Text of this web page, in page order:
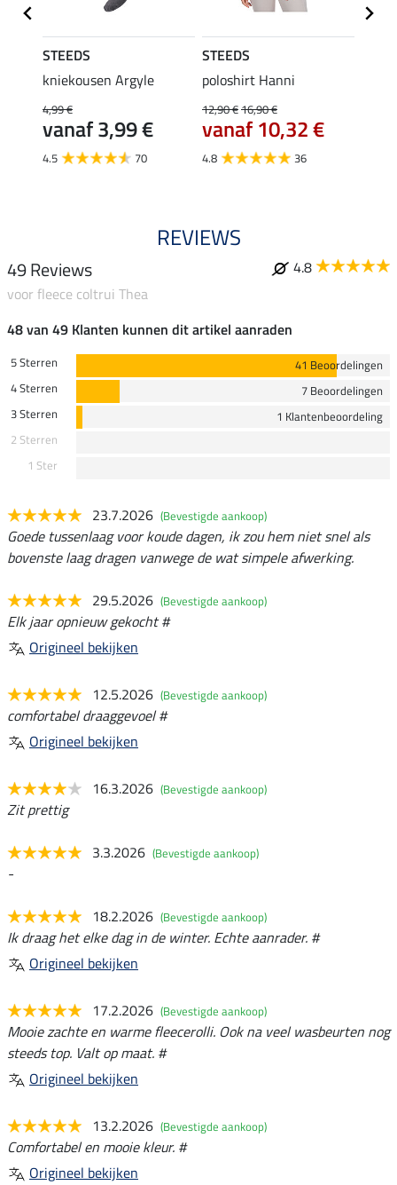
STEEDS
kniekousen Argyle
4,99 €
vanaf 3,99 €
4.5 70
STEEDS
poloshirt Hanni
12,90 €16,90 €
vanaf 10,32 €
4.8 36
REVIEWS
49 Reviews
4.8
voor fleece coltrui Thea
48 van 49 Klanten kunnen dit artikel aanraden
5 Sterren
41 Beoordelingen
4 Sterren
7 Beoordelingen
3 Sterren
1 Klantenbeoordeling
2 Sterren
1 Ster
23.7.2026 (Bevestigde aankoop)
Goede tussenlaag voor koude dagen, ik zou hem niet snel als
bovenste laag dragen vanwege de wat simpele afwerking.
29.5.2026 (Bevestigde aankoop)
Elk jaar opnieuw gekocht #
Origineel bekijken
12.5.2026 (Bevestigde aankoop)
comfortabel draaggevoel #
Origineel bekijken
16.3.2026 (Bevestigde aankoop)
Zit prettig
3.3.2026 (Bevestigde aankoop)
-
18.2.2026 (Bevestigde aankoop)
Ik draag het elke dag in de winter. Echte aanrader. #
Origineel bekijken
17.2.2026 (Bevestigde aankoop)
Mooie zachte en warme fleecerolli. Ook na veel wasbeurten nog
steeds top. Valt op maat. #
Origineel bekijken
13.2.2026 (Bevestigde aankoop)
Comfortabel en mooie kleur. #
Origineel bekijken